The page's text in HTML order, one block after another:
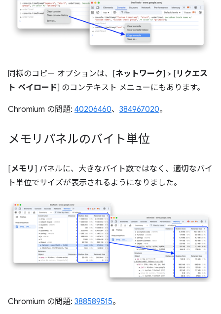
同様のコピー オプションは、[ネットワーク] > [ リクエス
ト ペイロード] のコンテキスト メニューにもあります。
Chromium の問題: 40206460、 384967020。
メモリパネルのバイト単位
[メモリ] パネルに、大きなバイト数ではなく、適切なバイ
ト単位でサイズが表示されるようになりました。
Chromium の問題: 388589515。